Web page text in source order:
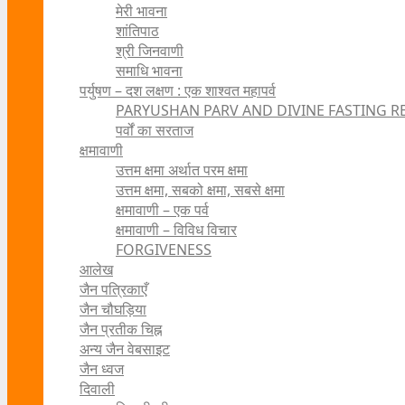
मेरी भावना
शांतिपाठ
श्री जिनवाणी
समाधि भावना
पर्युषण – दश लक्षण : एक शाश्वत महापर्व
PARYUSHAN PARV AND DIVINE FASTING
पर्वों का सरताज
क्षमावाणी
उत्तम क्षमा अर्थात परम क्षमा
उत्तम क्षमा, सबको क्षमा, सबसे क्षमा
क्षमावाणी – एक पर्व
क्षमावाणी – विविध विचार
FORGIVENESS
आलेख
जैन पत्रिकाएँ
जैन चौघड़िया
जैन प्रतीक चिह्न
अन्य जैन वेबसाइट
जैन ध्वज
दिवाली